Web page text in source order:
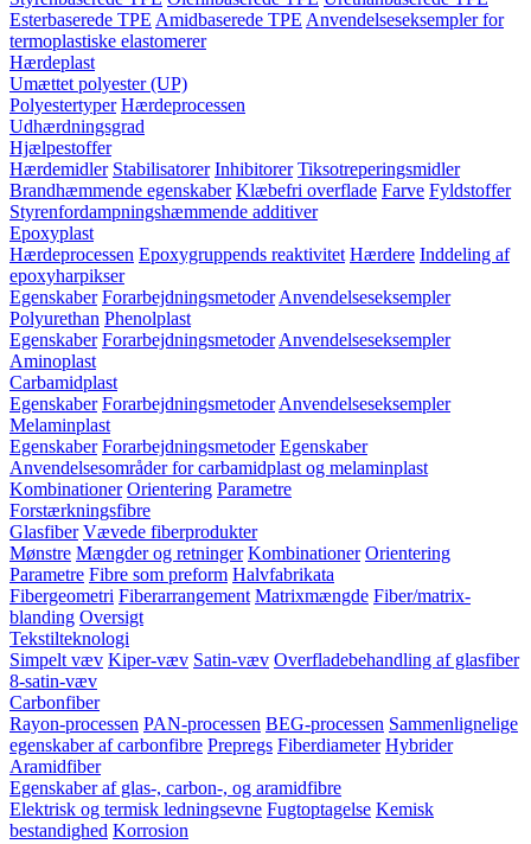
Esterbaserede TPE Amidbaserede TPE Anvendelseseksempler for
termoplastiske elastomerer
Hærdeplast
Umættet polyester (UP)
Polyestertyper Hærdeprocessen
Udhærdningsgrad
Hjælpestoffer
Hærdemidler Stabilisatorer Inhibitorer Tiksotreperingsmidler
Brandhæmmende egenskaber Klæbefri overflade Farve Fyldstoffer
Styrenfordampningshæmmende additiver
Epoxyplast
Hærdeprocessen Epoxygruppends reaktivitet Hærdere Inddeling af
epoxyharpikser
Egenskaber Forarbejdningsmetoder Anvendelseseksempler
Polyurethan Phenolplast
Egenskaber Forarbejdningsmetoder Anvendelseseksempler
Aminoplast
Carbamidplast
Egenskaber Forarbejdningsmetoder Anvendelseseksempler
Melaminplast
Egenskaber Forarbejdningsmetoder Egenskaber
Anvendelsesområder for carbamidplast og melaminplast
Kombinationer Orientering Parametre
Forstærkningsfibre
Glasfiber Vævede fiberprodukter
Mønstre Mængder og retninger Kombinationer Orientering
Parametre Fibre som preform Halvfabrikata
Fibergeometri Fiberarrangement Matrixmængde Fiber/matrix-
blanding Oversigt
Tekstilteknologi
Simpelt væv Kiper-væv Satin-væv Overfladebehandling af glasfiber
8-satin-væv
Carbonfiber
Rayon-processen PAN-processen BEG-processen Sammenlignelige
egenskaber af carbonfibre Prepregs Fiberdiameter Hybrider
Aramidfiber
Egenskaber af glas-, carbon-, og aramidfibre
Elektrisk og termisk ledningsevne Fugtoptagelse Kemisk
bestandighed Korrosion